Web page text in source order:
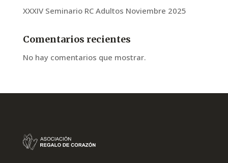
XXXIV Seminario RC Adultos Noviembre 2025
Comentarios recientes
No hay comentarios que mostrar.